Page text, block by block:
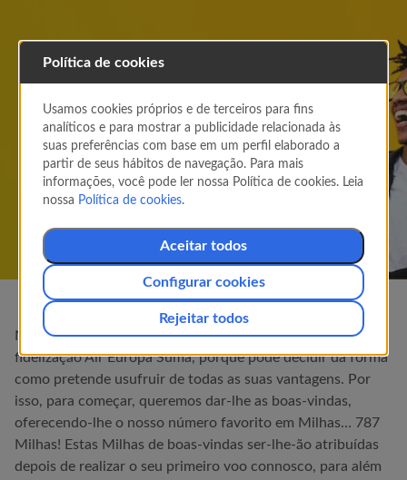
Promoções
Suma
Aceda à sua conta ou registe-se no melhor
programa de fidelização.
A minha conta
Na Air Europa, propusemos-lhe que adira ao programa de
fidelizaçãoAir EuropaSuma, porque pode decidir da forma
como pretende usufruir de todas as suas vantagens. Por
isso, para começar, queremos dar-lhe as boas-vindas,
oferecendo-lhe o nosso número favorito em Milhas… 787
Milhas! Estas Milhas de boas-vindas ser-lhe-ão atribuídas
depois de realizar o seu primeiro voo connosco, para além
Política de cookies
Usamos cookies próprios e de terceiros para fins
analíticos e para mostrar a publicidade relacionada às
suas preferências com base em um perfil elaborado a
partir de seus hábitos de navegação. Para mais
informações, você pode ler nossa Política de cookies. Leia
nossa Política de cookies.
Aceitar todos
Rejeitar todos
Configurar cookies